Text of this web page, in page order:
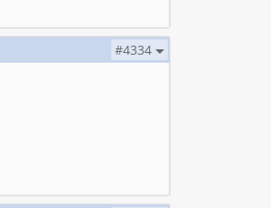
#4334